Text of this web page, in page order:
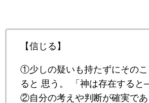
【信じる】
①少しの疑いも持たずにその
ると 思う。 「神は存在すると─
②自分の考えや判断が確実で